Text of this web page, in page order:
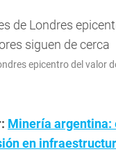
epicentro del valor
Minería argentina:
en